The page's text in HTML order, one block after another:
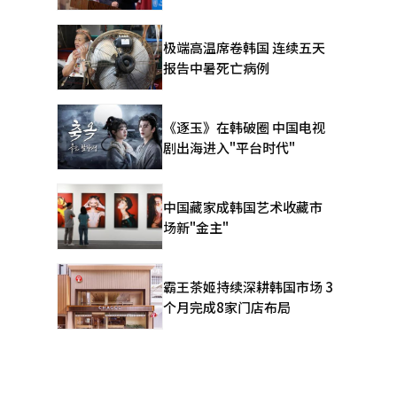
极端高温席卷韩国 连续五天
报告中暑死亡病例
《逐玉》在韩破圈 中国电视
剧出海进入"平台时代"
中国藏家成韩国艺术收藏市
场新"金主"
霸王茶姬持续深耕韩国市场 3
个月完成8家门店布局